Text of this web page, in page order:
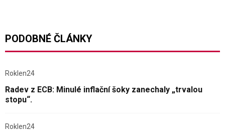
PODOBNÉ ČLÁNKY
Roklen24
Radev z ECB: Minulé inflační šoky zanechaly „trvalou
stopu“.
Roklen24